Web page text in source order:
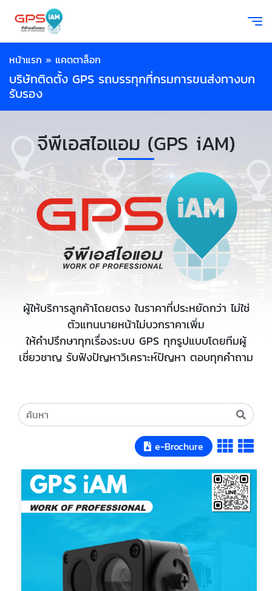
หน้าแรก » แคตตาล็อก
บริษัทติดตั้ง GPS รถบรรทุกที่กรมการขนส่งทางบก
รับรอง
จีพีเอสไอแอม (GPS iAM)
ผู้ให้บริการลูกค้าโดยตรง ในราคาที่ประหยัดกว่า ไม่ใช่
ตัวแทนนายหน้าไม่บวกราคาเพิ่ม
ให้คำปรึกษาทุกเรื่องระบบ GPS ทุกรูปแบบโดยทีมผู้
เชี่ยวชาญ รับฟังปัญหาวิเคราะห์ปัญหา ตอบทุกคำถาม
e-Brochure